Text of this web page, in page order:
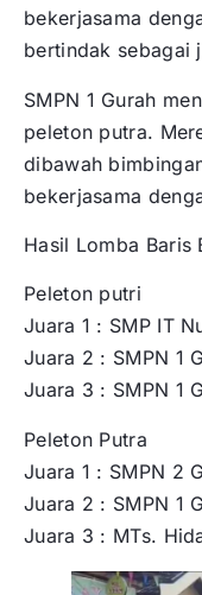
bekerjasama
bertindak sebagai
SMPN 1 Gurah
peleton putra.
dibawah
bekerjasama
Hasil Lomba Baris
Peleton putri
Juara 1 : SMP IT
Juara 2 : SMPN 1
Juara 3 : SMPN 1
Peleton Putra
Juara 1 : SMPN 2
Juara 2 : SMPN 1
Juara 3 : MTs.